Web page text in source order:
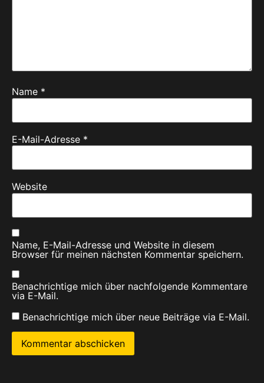
Name *
E-Mail-Adresse *
Website
Name, E-Mail-Adresse und Website in diesem
Browser für meinen nächsten Kommentar speichern.
Benachrichtige mich über nachfolgende Kommentare
via E-Mail.
Benachrichtige mich über neue Beiträge via E-Mail.